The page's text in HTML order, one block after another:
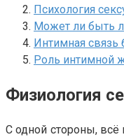
Психология
Может ли быть
Интимная связь
Роль интимной
Физиология
С одной стороны,